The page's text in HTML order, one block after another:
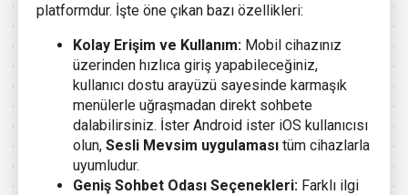
platformdur. İşte öne çıkan bazı özellikleri:
Kolay Erişim ve Kullanım: Mobil cihazınız
üzerinden hızlıca giriş yapabileceğiniz,
kullanıcı dostu arayüzü sayesinde karmaşık
menülerle uğraşmadan direkt sohbete
dalabilirsiniz. İster Android ister iOS kullanıcısı
olun, Sesli Mevsim uygulaması tüm cihazlarla
uyumludur.
Geniş Sohbet Odası Seçenekleri: Farklı ilgi